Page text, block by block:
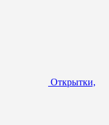
Открытки,